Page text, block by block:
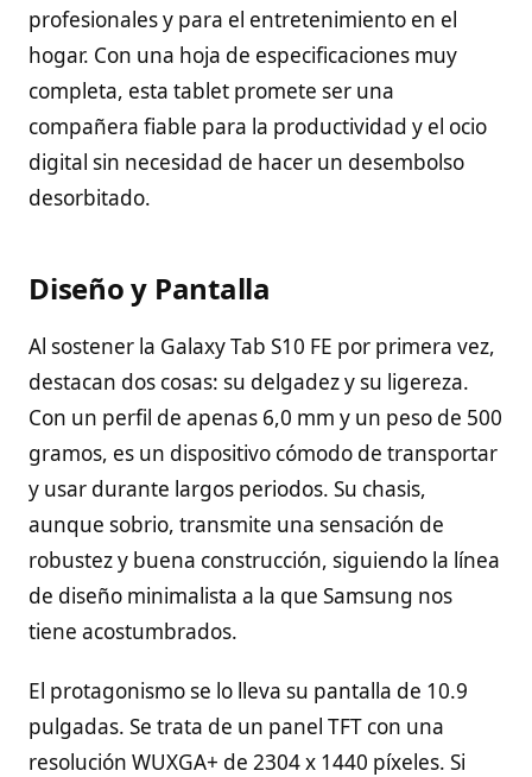
profesionales y para el entretenimiento en el
hogar. Con una hoja de especificaciones muy
completa, esta tablet promete ser una
compañera fiable para la productividad y el ocio
digital sin necesidad de hacer un desembolso
desorbitado.
Diseño y Pantalla
Al sostener la Galaxy Tab S10 FE por primera vez,
destacan dos cosas: su delgadez y su ligereza.
Con un perfil de apenas 6,0 mm y un peso de 500
gramos, es un dispositivo cómodo de transportar
y usar durante largos periodos. Su chasis,
aunque sobrio, transmite una sensación de
robustez y buena construcción, siguiendo la línea
de diseño minimalista a la que Samsung nos
tiene acostumbrados.
El protagonismo se lo lleva su pantalla de 10.9
pulgadas. Se trata de un panel TFT con una
resolución WUXGA+ de 2304 x 1440 píxeles. Si